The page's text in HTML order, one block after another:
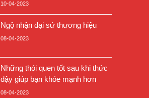
10-04-2023
Ngộ nhận đại sứ thương hiệu
08-04-2023
Những thói quen tốt sau khi thức
dậy giúp bạn khỏe mạnh hơn
08-04-2023